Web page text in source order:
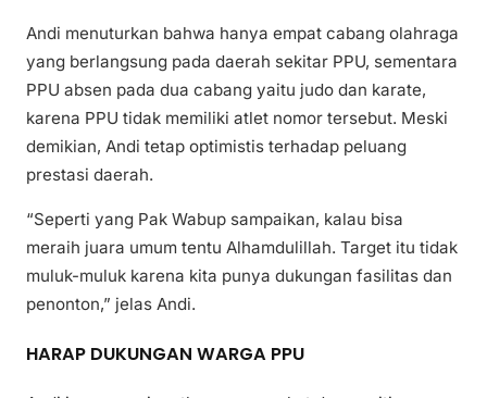
Andi menuturkan bahwa hanya empat cabang olahraga
yang berlangsung pada daerah sekitar PPU, sementara
PPU absen pada dua cabang yaitu judo dan karate,
karena PPU tidak memiliki atlet nomor tersebut. Meski
demikian, Andi tetap optimistis terhadap peluang
prestasi daerah.
“Seperti yang Pak Wabup sampaikan, kalau bisa
meraih juara umum tentu Alhamdulillah. Target itu tidak
muluk-muluk karena kita punya dukungan fasilitas dan
penonton,” jelas Andi.
HARAP DUKUNGAN WARGA PPU